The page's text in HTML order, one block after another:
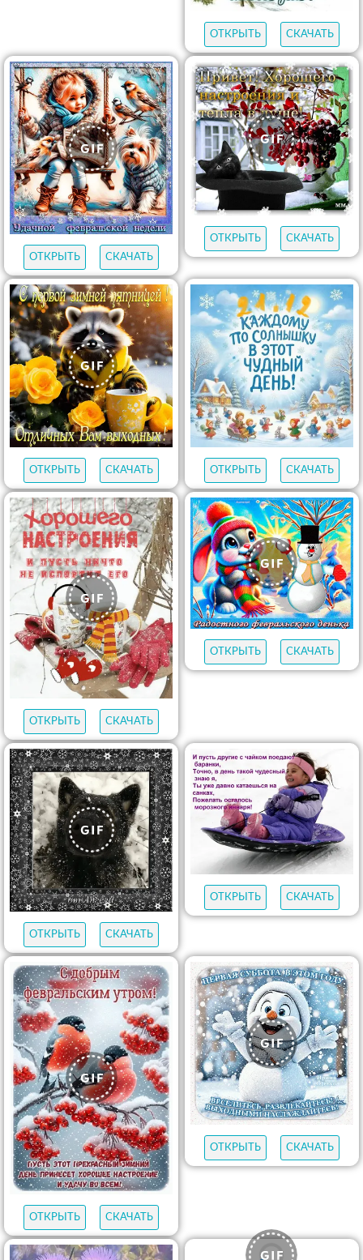
ОТКРЫТЬ СКАЧАТЬ
ОТКРЫТЬ СКАЧАТЬ
ОТКРЫТЬ СКАЧАТЬ
ОТКРЫТЬ СКАЧАТЬ ОТКРЫТЬ СКАЧАТЬ
ОТКРЫТЬ СКАЧАТЬ
ОТКРЫТЬ СКАЧАТЬ
ОТКРЫТЬ СКАЧАТЬ
ОТКРЫТЬ СКАЧАТЬ
ОТКРЫТЬ СКАЧАТЬ
ОТКРЫТЬ СКАЧАТЬ